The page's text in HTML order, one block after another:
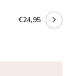
€24,95